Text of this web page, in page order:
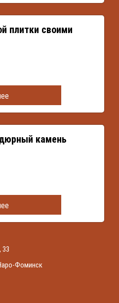
плитки своими
камень
33
Фоминск